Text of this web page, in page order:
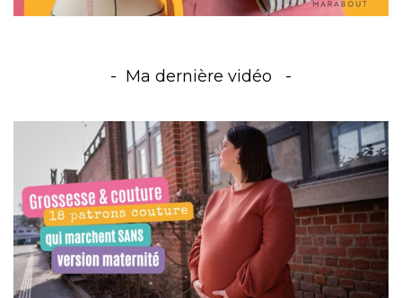
Ma dernière vidéo